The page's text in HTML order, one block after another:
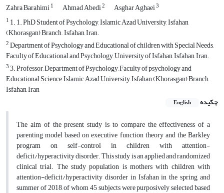
Zahra Barahimi1 Ahmad Abedi2 Asghar Aghaei3
1 1. 1. PhD Student of Psychology, Islamic Azad University, Isfahan
(Khorasgan) Branch , Isfahan, Iran.
2Department of Psychology and Educational of children with Special Needs,
Faculty of Educational and Psychology, University of Isfahan, Isfahan, Iran.
33. Professor, Department of Psychology, Faculty of psychology and
Educational Science, Islamic Azad University, Isfahan (Khorasgan) Branch,
Isfahan, Iran
چکیده
English
The aim of the present study is to compare the effectiveness of a
parenting model based on executive function theory and the Barkley
program on self-control in children with attention-
deficit/hyperactivity disorder. This study is an applied and randomized
clinical trial. The study population is mothers with children with
attention-deficit/hyperactivity disorder in Isfahan in the spring and
summer of 2018, of whom 45 subjects were purposively selected based